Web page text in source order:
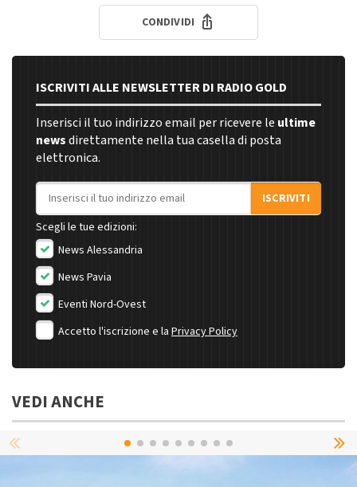
CONDIVIDI
ISCRIVITI ALLE NEWSLETTER DI RADIO GOLD
Inserisci il tuo indirizzo email per ricevere le ultime
newsdirettamente nella tua casella di posta
elettronica.
Indirizzo email
ISCRIVITI
Scegli le tue edizioni:
News Alessandria
News Pavia
Eventi Nord-Ovest
Accetto l'iscrizione e la Privacy Policy
VEDI ANCHE